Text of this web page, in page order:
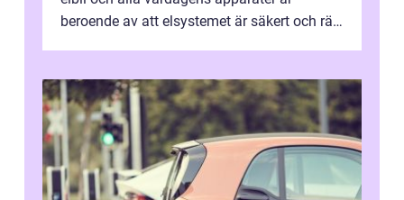
beroende av att elsystemet är säkert och rätt